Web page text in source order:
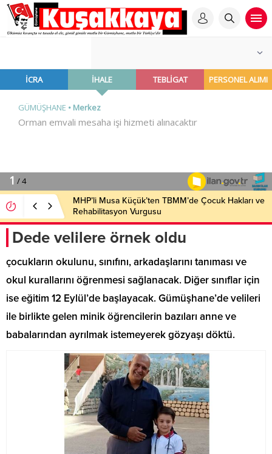
MHP’li Musa Küçük’ten TBMM’de Çocuk Hakları ve
Rehabilitasyon Vurgusu
Dede velilere örnek oldu
çocukların okulunu, sınıfını, arkadaşlarını tanıması ve
okul kurallarını öğrenmesi sağlanacak. Diğer sınıflar için
ise eğitim 12 Eylül’de başlayacak. Gümüşhane’de velileri
ile birlikte gelen minik öğrencilerin bazıları anne ve
babalarından ayrılmak istemeyerek gözyaşı döktü.